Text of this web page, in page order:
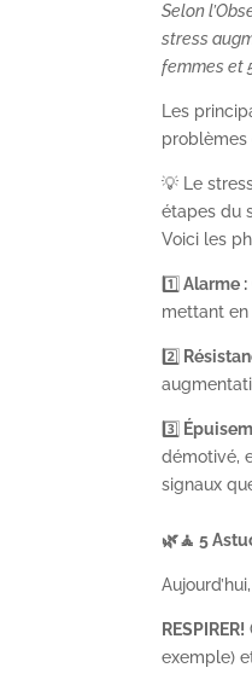
Selon
stress
femmes et
Les
problèmes
💡 Le
étapes du
Voici les
1️⃣ Alarme :
mettant en
2️⃣
3️⃣
démotivé,
signaux
🌿🧘 5
RESPIRER!
exemple)